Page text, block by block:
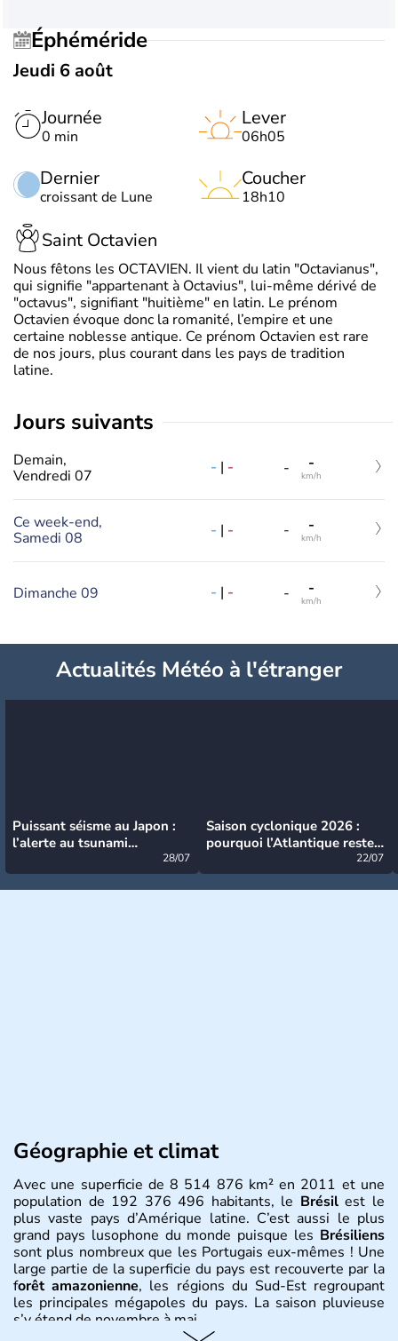
Éphéméride
Jeudi 6 août
Journée
0 min
Dernier
croissant de Lune
Lever
06h05
Coucher
18h10
Saint Octavien
Nous fêtons les OCTAVIEN. Il vient du latin "Octavianus",
qui signifie "appartenant à Octavius", lui-même dérivé de
"octavus", signifiant "huitième" en latin. Le prénom
Octavien évoque donc la romanité, l’empire et une
certaine noblesse antique. Ce prénom Octavien est rare
de nos jours, plus courant dans les pays de tradition
latine.
jours suivants
Demain,
Vendredi 07
- | - - -
km/h
Ce week-end,
Samedi 08
- | - - -
km/h
Dimanche 09 - | - - -
km/h
Actualités Météo à l'étranger
Puissant séisme au Japon :
l’alerte au tsunami
28/07
Saison cyclonique 2026 :
pourquoi l’Atlantique reste
22/07
Géographie et climat
Avec une superficie de 8 514 876 km² en 2011 et une
population de 192 376 496 habitants, le Brésilest le
plus vaste pays d’Amérique latine. C’est aussi le plus
grand pays lusophone du monde puisque les Brésiliens
sont plus nombreux que les Portugais eux-mêmes ! Une
large partie de la superficie du pays est recouverte par la
forêt amazonienne, les régions du Sud-Est regroupant
les principales mégapoles du pays. La saison pluvieuse
s’y étend de novembre à mai.